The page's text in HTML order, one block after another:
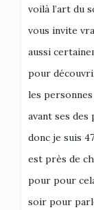
voilà l’art du
vous invite
aussi
pour
les
avant ses des
donc je suis
est près de
pour pour
soir pour